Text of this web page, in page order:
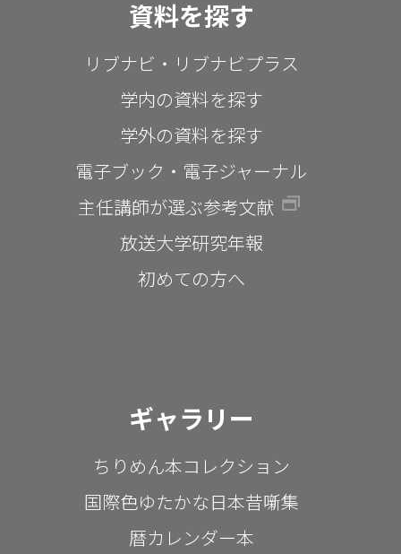
資料を探す
リブナビ・リブナビプラス
学内の資料を探す
学外の資料を探す
電子ブック・電子ジャーナル
主任講師が選ぶ参考文献
放送大学研究年報
初めての方へ
ギャラリー
ちりめん本コレクション
国際色ゆたかな日本昔噺集
暦カレンダー本